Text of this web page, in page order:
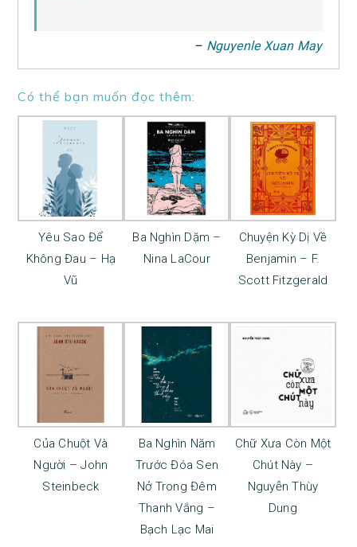
– Nguyenle Xuan May
Có thể bạn muốn đọc thêm:
Yêu Sao Để
Không Đau – Hạ
Vũ
Ba Nghìn Dặm –
Nina LaCour
Chuyện Kỳ Dị Về
Benjamin – F.
Scott Fitzgerald
Của Chuột Và
Người – John
Steinbeck
Ba Nghìn Năm
Trước Đóa Sen
Nở Trong Đêm
Thanh Vắng –
Bạch Lạc Mai
Chữ Xưa Còn Một
Chút Này –
Nguyễn Thùy
Dung